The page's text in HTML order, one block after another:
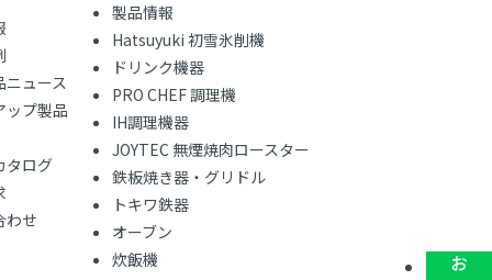
ニュース
ップ製品
タログ
わせ
製品情報
Hatsuyuki 初雪氷削機
ドリンク機器
PRO CHEF 調理機
IH調理機器
JOYTEC 無煙焼肉ロースター
鉄板焼き器・グリドル
トキワ鉄器
オーブン
炊飯機